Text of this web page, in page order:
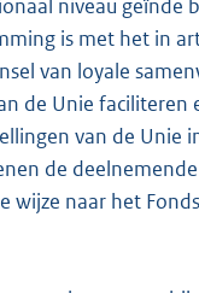
niveau geïnde
is met het in
van loyale
de Unie faciliteren
van de Unie
de
wijze naar het